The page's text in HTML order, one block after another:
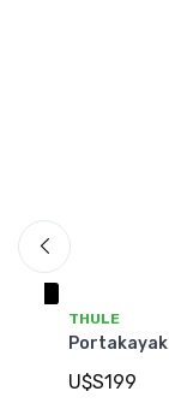
THULE
Portakayak
U$S199